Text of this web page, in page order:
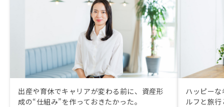
出産や育休でキャリアが変わる前に、資産形
成の“仕組み”を作っておきたかった。
ハッピー
ルフと旅